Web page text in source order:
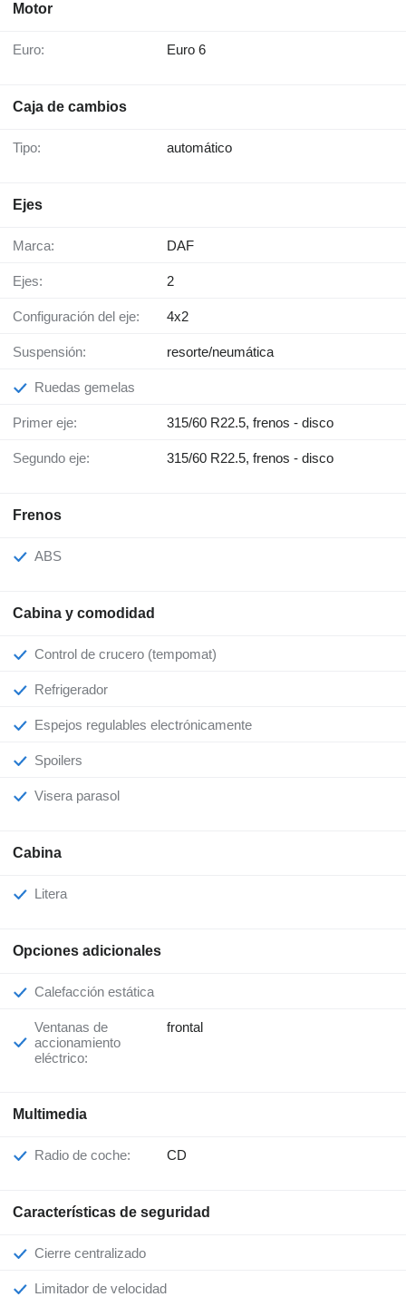
Motor
Euro: Euro 6
Caja de cambios
Tipo: automático
Ejes
Marca: DAF
Ejes: 2
Configuración del eje: 4x2
Suspensión: resorte/neumática
Ruedas gemelas
Primer eje: 315/60 R22.5, frenos - disco
Segundo eje: 315/60 R22.5, frenos - disco
Frenos
ABS
Cabina y comodidad
Control de crucero (tempomat)
Refrigerador
Espejos regulables electrónicamente
Spoilers
Visera parasol
Cabina
Litera
Opciones adicionales
Calefacción estática
Ventanas de
accionamiento
eléctrico:
frontal
Multimedia
Radio de coche: CD
Características de seguridad
Cierre centralizado
Limitador de velocidad